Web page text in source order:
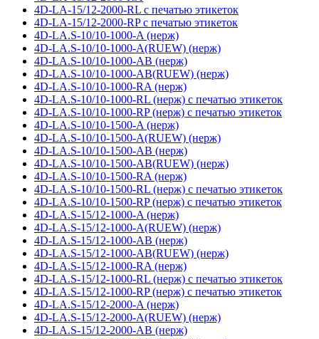
4D-LA-15/12-2000-RL с печатью этикеток
4D-LA-15/12-2000-RP с печатью этикеток
4D-LA.S-10/10-1000-A (нерж)
4D-LA.S-10/10-1000-A(RUEW) (нерж)
4D-LA.S-10/10-1000-AB (нерж)
4D-LA.S-10/10-1000-AB(RUEW) (нерж)
4D-LA.S-10/10-1000-RA (нерж)
4D-LA.S-10/10-1000-RL (нерж) с печатью этикеток
4D-LA.S-10/10-1000-RP (нерж) с печатью этикеток
4D-LA.S-10/10-1500-A (нерж)
4D-LA.S-10/10-1500-A(RUEW) (нерж)
4D-LA.S-10/10-1500-AB (нерж)
4D-LA.S-10/10-1500-AB(RUEW) (нерж)
4D-LA.S-10/10-1500-RA (нерж)
4D-LA.S-10/10-1500-RL (нерж) с печатью этикеток
4D-LA.S-10/10-1500-RP (нерж) с печатью этикеток
4D-LA.S-15/12-1000-A (нерж)
4D-LA.S-15/12-1000-A(RUEW) (нерж)
4D-LA.S-15/12-1000-AB (нерж)
4D-LA.S-15/12-1000-AB(RUEW) (нерж)
4D-LA.S-15/12-1000-RA (нерж)
4D-LA.S-15/12-1000-RL (нерж) с печатью этикеток
4D-LA.S-15/12-1000-RP (нерж) с печатью этикеток
4D-LA.S-15/12-2000-A (нерж)
4D-LA.S-15/12-2000-A(RUEW) (нерж)
4D-LA.S-15/12-2000-AB (нерж)